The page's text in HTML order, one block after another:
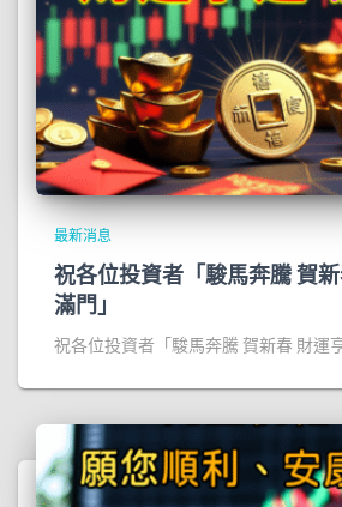
最新消息
祝各位投資者「駿馬奔騰 賀
滿門」
祝各位投資者「駿馬奔騰 賀新春 財運